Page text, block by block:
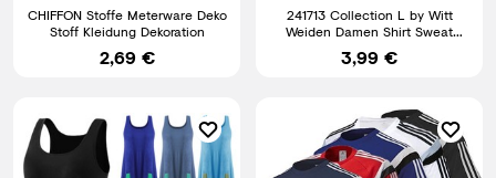
CHIFFON Stoffe Meterware Deko
Stoff Kleidung Dekoration
2,69 €
241713 Collection L by Witt
Weiden Damen Shirt Sweat
Sweatshirt blau Gr. 46 NEU
3,99 €